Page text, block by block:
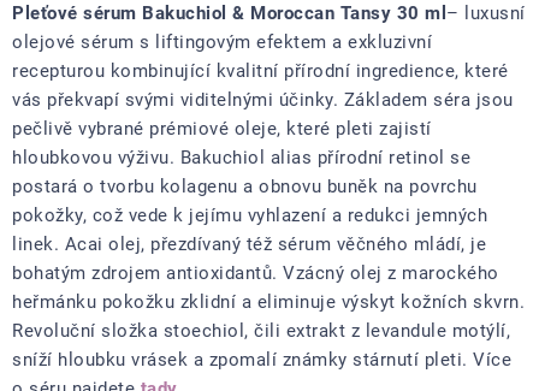
Pleťové sérum Bakuchiol & Moroccan Tansy 30 ml – l uxusní
olejové sérum s liftingovým efektem a exkluzivní
recepturou kombinující kvalitní přírodní ingredience, které
vás překvapí svými viditelnými účinky. Základem séra jsou
pečlivě vybrané prémiové oleje, které pleti zajistí
hloubkovou výživu. Bakuchiol alias přírodní retinol se
postará o tvorbu kolagenu a obnovu buněk na povrchu
pokožky, což vede k jejímu vyhlazení a redukci jemných
linek. Acai olej, přezdívaný též sérum věčného mládí, je
bohatým zdrojem antioxidantů. Vzácný olej z marockého
heřmánku pokožku zklidní a eliminuje výskyt kožních skvrn.
Revoluční složka stoechiol, čili extrakt z levandule motýlí,
sníží hloubku vrásek a zpomalí známky stárnutí pleti. Více